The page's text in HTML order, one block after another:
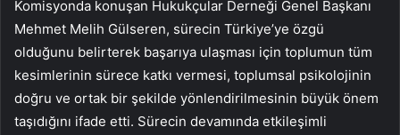
Komisyonda konuşan Hukukçular Derneği Genel Başkanı
Mehmet Melih Gülseren, sürecin Türkiye’ye özgü
olduğunu belirterek başarıya ulaşması için toplumun tüm
kesimlerinin sürece katkı vermesi, toplumsal psikolojinin
doğru ve ortak bir şekilde yönlendirilmesinin büyük önem
taşıdığını ifade etti. Sürecin devamında etkileşimli